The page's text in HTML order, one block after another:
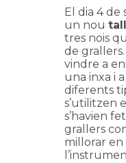
El dia 4 de
un nou
tres nois
de grallers.
vindre a
una inxa i
diferents
s’utilitzen
s’havien
grallers
millorar en